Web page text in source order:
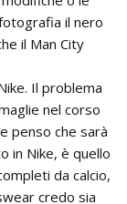
il nero
il Man City
Il problema
nel corso
penso che sarà
in Nike, è quello
da calcio,
credo sia